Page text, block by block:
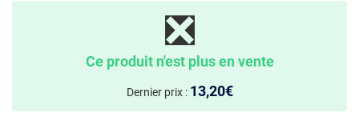
❎
Ce produit n'est plus en vente
Dernier prix : 13,20€